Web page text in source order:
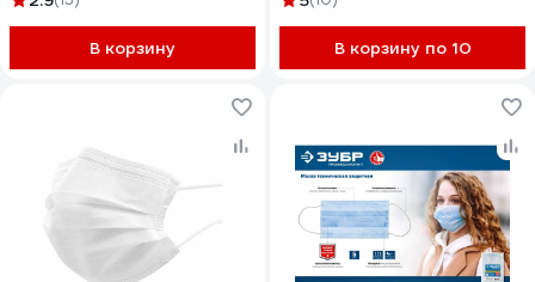
В корзину
48754 631502
В корзину по 10